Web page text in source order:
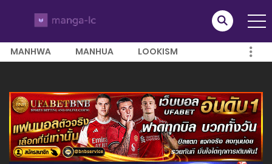
MANHWA MANHUA LOOKISM